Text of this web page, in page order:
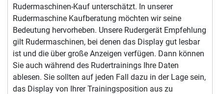
Rudermaschinen-Kauf unterschätzt. In unserer
Rudermaschine Kaufberatung möchten wir seine
Bedeutung hervorheben. Unsere Rudergerät Empfehlung
gilt Rudermaschinen, bei denen das Display gut lesbar
ist und die über große Anzeigen verfügen. Dann können
Sie auch während des Rudertrainings Ihre Daten
ablesen. Sie sollten auf jeden Fall dazu in der Lage sein,
das Display von Ihrer Trainingsposition aus zu